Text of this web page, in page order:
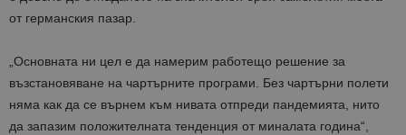
от германския пазар.
„Основната ни цел е да намерим работещо решение за
възстановяване на чартърните програми. Без чартърни полети
няма как да се върнем към нивата отпреди пандемията, нито
да запазим положителната тенденция от миналата година“,